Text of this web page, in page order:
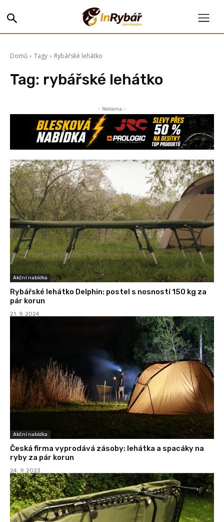
Domů Tagy Rybářské lehátko
Tag: rybářské lehátko
- Reklama -
Akční nabídka
Rybářské lehátko Delphin: postel s nosností 150 kg za
pár korun
21. 9. 2024
Akční nabídka
Česká firma vyprodává zásoby: lehátka a spacáky na
ryby za pár korun
24. 9. 2023